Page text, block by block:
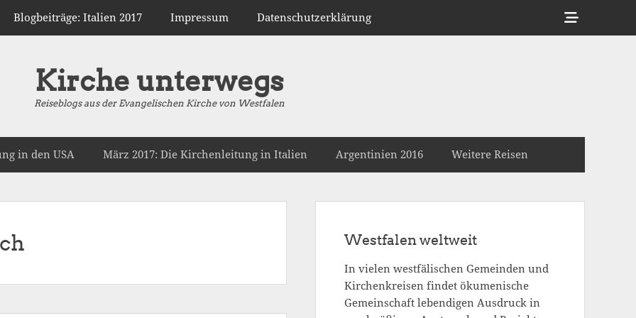
Blogbeiträge: Italien 2017 Impressum Datenschutzerklärung
Show
Header
Kirche unterwegs
Reiseblogs aus der Evangelischen Kirche von Westfalen
in den USA März 2017: Die Kirchenleitung in Italien Argentinien 2016 Weitere Reisen
Westfalen weltweit
In vielen westfälischen Gemeinden und
Kirchenkreisen findet ökumenische
Gemeinschaft lebendigen Ausdruck in